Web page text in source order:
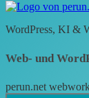
WordPress, KI &
Web- und
perun.net